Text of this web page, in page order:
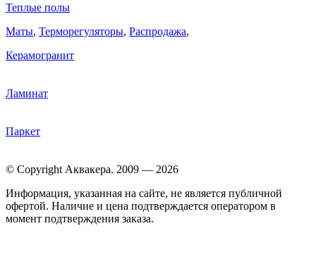
Теплые полы
Маты, Терморегуляторы, Распродажа,
Керамогранит
Ламинат
Паркет
© Copyright Аквакера. 2009 — 2026
Информация, указанная на сайте, не является публичной
офертой. Наличие и цена подтверждается оператором в
момент подтверждения заказа.